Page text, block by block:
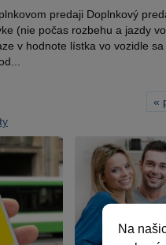
Na
predaji Doplnkový
(nie počas rozbehu a jazdy
v hodnote lístka vo vozidle
«